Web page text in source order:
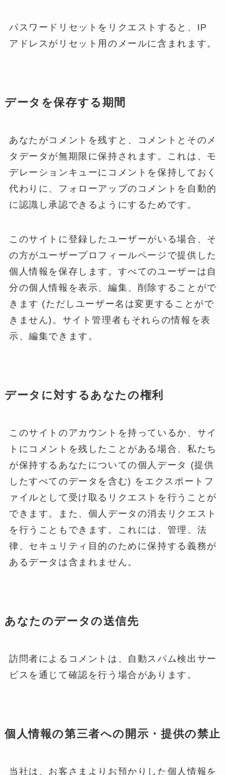
パスワードリセットをリクエストすると、IP
アドレスがリセット用のメールに含まれます。
データを保存する期間
あなたがコメントを残すと、コメントとそのメ
タデータが無期限に保持されます。これは、モ
デレーションキューにコメントを保持しておく
代わりに、フォローアップのコメントを自動的
に認識し承認できるようにするためです。
このサイトに登録したユーザーがいる場合、そ
の方がユーザープロフィールページで提供した
個人情報を保存します。すべてのユーザーは自
分の個人情報を表示、編集、削除することがで
きます (ただしユーザー名は変更することがで
きません)。サイト管理者もそれらの情報を表
示、編集できます。
データに対するあなたの権利
このサイトのアカウントを持っているか、サイ
トにコメントを残したことがある場合、私たち
が保持するあなたについての個人データ (提供
したすべてのデータを含む) をエクスポートフ
ァイルとして受け取るリクエストを行うことが
できます。また、個人データの消去リクエスト
を行うこともできます。これには、管理、法
律、セキュリティ目的のために保持する義務が
あるデータは含まれません。
あなたのデータの送信先
訪問者によるコメントは、自動スパム検出サー
ビスを通じて確認を行う場合があります。
個人情報の第三者への開示・提供の禁止
当社は、お客さまよりお預かりした個人情報を